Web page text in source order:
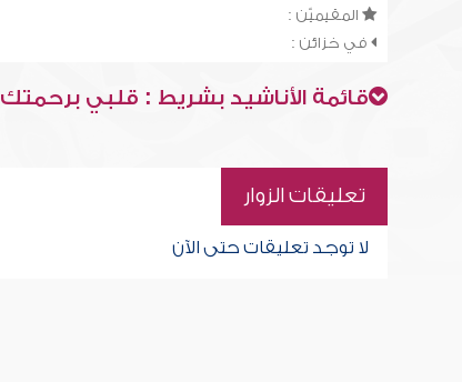
المقيميّن :
في خزائن :
قائمة الأناشيد بشريط : قلبي برحمتك
تعليقات الزوار
لا توجد تعليقات حتى الآن